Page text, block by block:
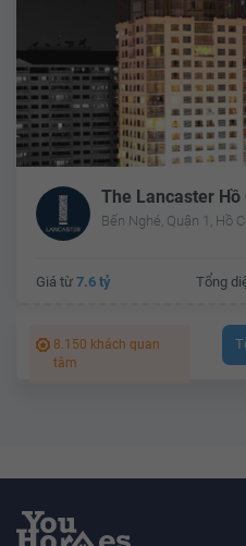
The Lancaster Hồ
Bến Nghé, Quận 1, Hồ
Giá từ 7.6 tỷ Tổng
8.150 khách quan
tâm